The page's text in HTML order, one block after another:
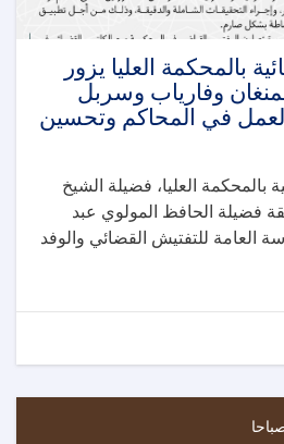
بالمحكمة العليا يزور
وفارياب وسربل
في المحاكم وتحسين
بالمحكمة العليا، فضيلة الشيخ
فضيلة الحافظ المولوي عبد
العامة للتفتيش القضائي والوفد